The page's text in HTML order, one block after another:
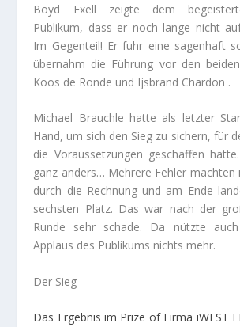
Boyd Exell zeigte dem
Publikum, dass er noch lange nicht
Im Gegenteil! Er fuhr eine sagenhaft
übernahm die Führung vor den
Koos de Ronde und Ijsbrand Chardon .
Michael Brauchle hatte als letzter
Hand, um sich den Sieg zu sichern, für
die Voraussetzungen geschaffen
ganz anders… Mehrere Fehler machten
durch die Rechnung und am Ende
sechsten Platz. Das war nach der
Runde sehr schade. Da nützte
Applaus des Publikums nichts mehr.
Der Sieg
Das Ergebnis im Prize of Firma iWEST